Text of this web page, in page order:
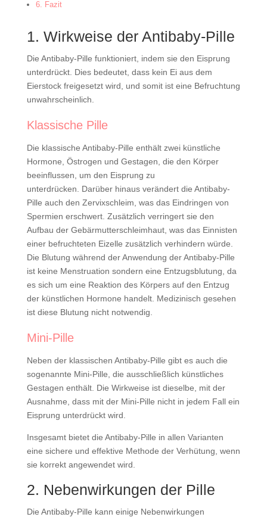
6. Fazit
1. Wirkweise der Antibaby-Pille
Die Antibaby-Pille funktioniert, indem sie den Eisprung
unterdrückt. Dies bedeutet, dass kein Ei aus dem
Eierstock freigesetzt wird, und somit ist eine Befruchtung
unwahrscheinlich.
Klassische Pille
Die klassische Antibaby-Pille enthält zwei künstliche
Hormone, Östrogen und Gestagen, die den Körper
beeinflussen, um den Eisprung zu
unterdrücken. Darüber hinaus verändert die Antibaby-
Pille auch den Zervixschleim, was das Eindringen von
Spermien erschwert. Zusätzlich verringert sie den
Aufbau der Gebärmutterschleimhaut, was das Einnisten
einer befruchteten Eizelle zusätzlich verhindern würde.
Die Blutung während der Anwendung der Antibaby-Pille
ist keine Menstruation sondern eine Entzugsblutung, da
es sich um eine Reaktion des Körpers auf den Entzug
der künstlichen Hormone handelt. Medizinisch gesehen
ist diese Blutung nicht notwendig.
Mini-Pille
Neben der klassischen Antibaby-Pille gibt es auch die
sogenannte Mini-Pille, die ausschließlich künstliches
Gestagen enthält. Die Wirkweise ist dieselbe, mit der
Ausnahme, dass mit der Mini-Pille nicht in jedem Fall ein
Eisprung unterdrückt wird.
Insgesamt bietet die Antibaby-Pille in allen Varianten
eine sichere und effektive Methode der Verhütung, wenn
sie korrekt angewendet wird.
2. Nebenwirkungen der Pille
Die Antibaby-Pille kann einige Nebenwirkungen